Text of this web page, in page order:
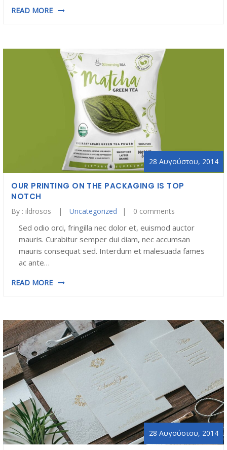
READ MORE
28 Αυγούστου, 2014
OUR PRINTING ON THE PACKAGING IS TOP
NOTCH
By : ildrosos Uncategorized 0 comments
Sed odio orci, fringilla nec dolor et, euismod auctor
mauris. Curabitur semper dui diam, nec accumsan
mauris consequat sed. Interdum et malesuada fames
ac ante…
READ MORE
28 Αυγούστου, 2014